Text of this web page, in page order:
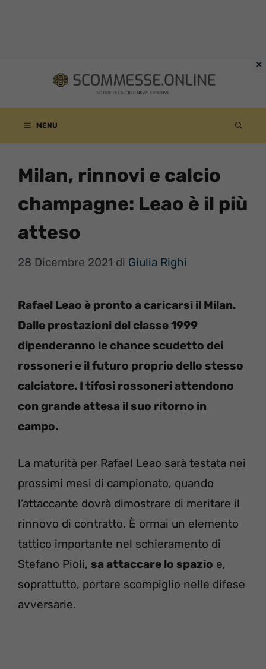
contenuto
MENU
Milan, rinnovi e calcio
champagne: Leao è il più
atteso
28 Dicembre 2021 di Giulia Righi
Rafael Leao è pronto a caricarsi il Milan.
Dalle prestazioni del classe 1999
dipenderanno le chance scudetto dei
rossoneri e il futuro proprio dello stesso
calciatore. I tifosi rossoneri attendono
con grande attesa il suo ritorno in
campo.
La maturità per Rafael Leao sarà testata nei
prossimi mesi di campionato, quando
l’attaccante dovrà dimostrare di meritare il
rinnovo di contratto. È ormai un elemento
tattico importante nel schieramento di
Stefano Pioli, sa attaccare lo spazio e,
soprattutto, portare scompiglio nelle difese
avversarie.